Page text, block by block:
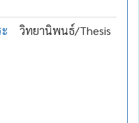
วิทยานิพนธ์/Thesis